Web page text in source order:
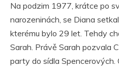
Na podzim 1977, krátce po
narozeninách, se Diana
kterému bylo 29 let. Tehdy
Sarah. Právě Sarah pozvala
party do sídla Spencerových.